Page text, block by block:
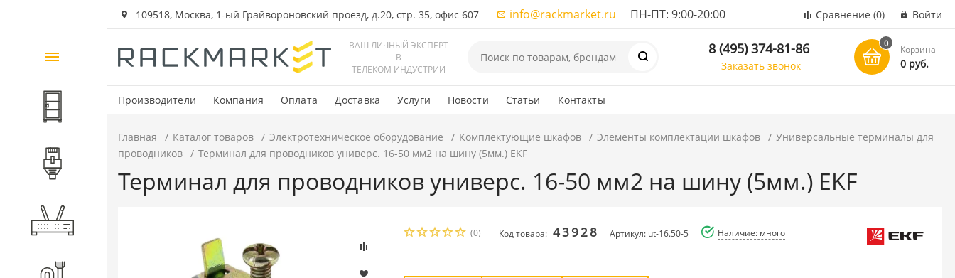
109518, Москва, 1-ый Грайвороновский проезд, д.20, стр. 35, офис 607 info@rackmarket.ru ПН-ПТ: 9:00-20:00 Сравнение (0) Войти
ВАШ ЛИЧНЫЙ ЭКСПЕРТ
В
ТЕЛЕКОМ ИНДУСТРИИ
8 (495) 374-81-86
Заказать звонок
0
Корзина
0 руб.
Производители Компания Оплата Доставка Услуги Новости Статьи Контакты
Каталог
товаров
Шкафы и стойки
Компоненты СКС
Волоконно-оптические
Главная Каталог товаров Электротехническое оборудование Комплектующие шкафов Элементы комплектации шкафов
Универсальные терминалы для
проводников
Терминал для проводников универс. 16-50 мм2 на шину (5мм.) EKF
Терминал для проводников универс. 16-50 мм2 на шину (5мм.) EKF
(0) Код товара: 43928 Артикул: ut-16.50-5 Наличие: много